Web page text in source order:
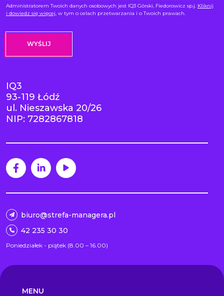
Administratorem Twoich danych osobowych jest IQ3 Górski, Fiedorowicz sp.j. Kliknij
i dowiedz się więcej, w tym o celach przetwarzania i o Twoich prawach.
IQ3
93-119 Łódź
ul. Nieszawska 20/26
NIP: 7282867818
biuro@strefa-managera.pl
42 235 30 30
Poniedziałek - piątek (8.00 – 16.00)
MENU